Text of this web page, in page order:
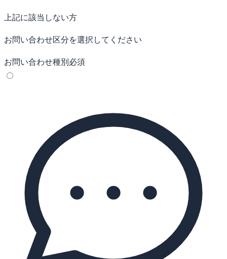
上記に該当しない方
お問い合わせ区分を選択してください
お問い合わせ種別 必須